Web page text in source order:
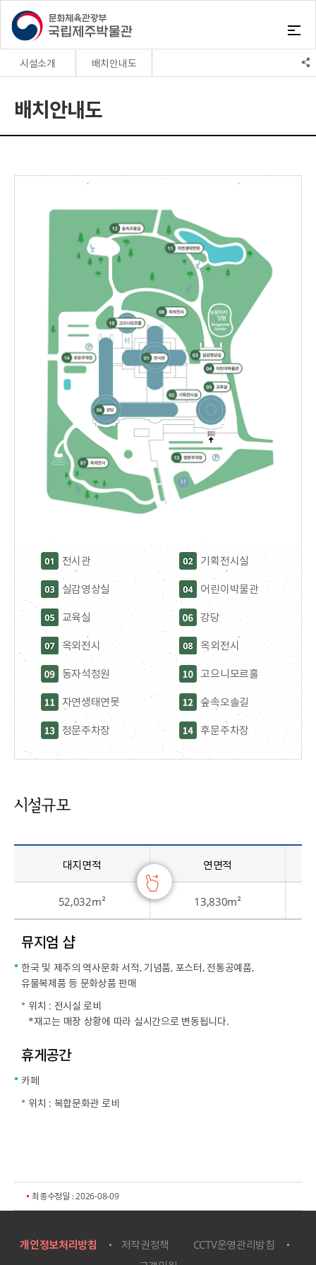
배치안내도
시설소개
관람/예약안내
시설소개
발자취
오시는길
배치안내도
대관안내
전시관
기획전시실
실감영상실
어린이박물관
교육실
강당
옥외전시
옥외전시
동자석정원
고으니모르홀
자연생태연못
숲속오솔길
정문주차장
후문주차장
시설규모
대지면적 연면적
52,032m² 13,830m²
뮤지엄 샵
한국 및 제주의 역사문화 서적, 기념품, 포스터, 전통공예품,
유물복제품 등 문화상품 판매
위치 : 전시실 로비
*재고는 매장 상황에 따라 실시간으로 변동됩니다.
휴게공간
카페
위치 : 복합문화관 로비
최종수정일 : 2026-08-09
개인정보처리방침 저작권정책
CCTV운영관리방침